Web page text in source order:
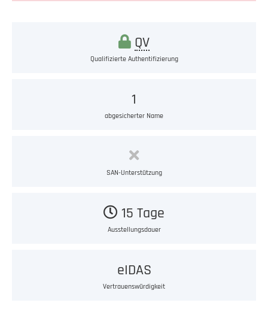
QV
Qualifizierte Authentifizierung
1
abgesicherter Name
SAN-Unterstützung
15 Tage
Ausstellungsdauer
eIDAS
Vertrauenswürdigkeit